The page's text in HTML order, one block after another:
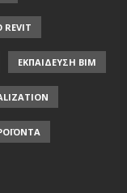
REVIT
ΕΚΠΑΙΔΕΥΣΗ ΒΙΜ